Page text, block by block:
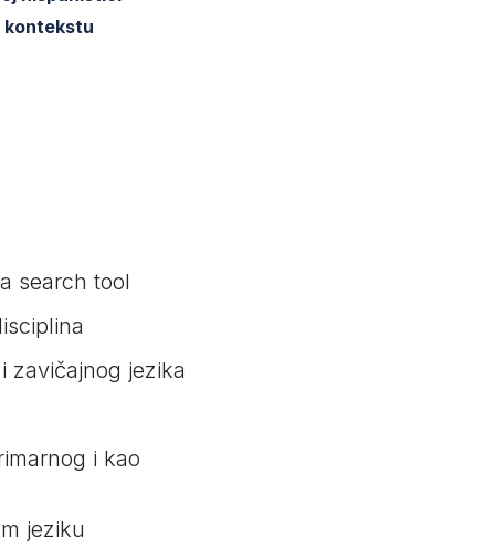
kontekstu
search tool
zavičajnog jezika
i kao
jeziku